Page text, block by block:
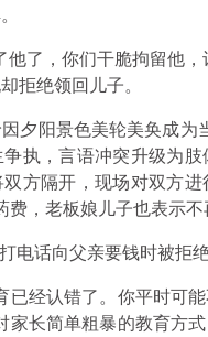
他了，你们干脆拘留他
拒绝领回儿子。
夕阳景色美轮美奂成为
执，言语冲突升级为
方隔开，现场对双方
费，老板娘儿子也表示不
电话向父亲要钱时被拒
已经认错了。你平时可
长简单粗暴的教育方